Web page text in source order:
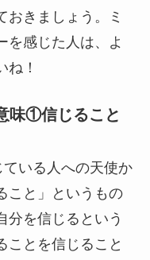
おきましょう。ミ
を感じた人は、よ
ね！
味①信じること
いる人への天使か
こと」というもの
分を信じるという
ことを信じること